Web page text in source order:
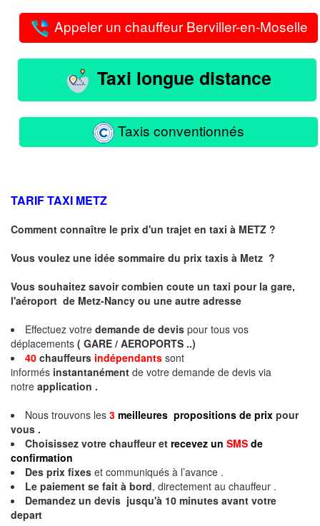
Appeler un chauffeur Berviller-en-Moselle
Taxi longue distance
Taxis conventionnés
TARIF TAXI METZ
Comment connaître le prix d'un trajet en taxi à METZ ?
Vous voulez une idée sommaire du prix taxis à Metz ?
Vous souhaitez savoir combien coute un taxi pour la gare,
l'aéroport de Metz-Nancy ou une autre adresse
Effectuez votre demande de devis pour tous vos
déplacements ( GARE / AEROPORTS ..)
40 chauffeurs indépendants sont
informés instantanément de votre demande de devis via
notre application .
Nous trouvons les 3 meilleures propositions de prix pour
vous .
Choisissez votre chauffeur et recevez un SMS de
confirmation
Des prix fixes et communiqués à l’avance .
Le paiement se fait à bord, directement au chauffeur .
Demandez un devis jusqu'à 10 minutes avant votre
depart